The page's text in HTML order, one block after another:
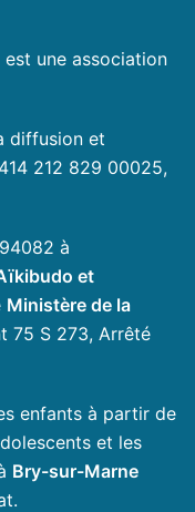
est une association
diffusion et
212 829 00025,
à
et
Ministère de la
75 S 273, Arrêté
enfants à partir de
et les
Bry-sur-Marne